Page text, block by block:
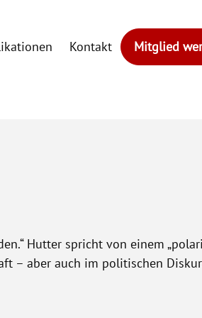
Kontakt Mitglied
Hutter spricht von einem
– aber auch im politischen